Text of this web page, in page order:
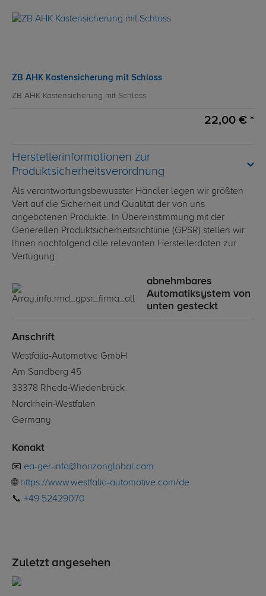
ZB AHK Kastensicherung mit Schloss
ZB AHK Kastensicherung mit Schloss
22,00 € *
Herstellerinformationen zur
Produktsicherheitsverordnung
Als verantwortungsbewusster Händler legen wir größten
Vert auf die Sicherheit und Qualität der von uns
angebotenen Produkte. In Übereinstimmung mit der
Generellen Produktsicherheitsrichtlinie (GPSR) stellen wir
Ihnen nachfolgend alle relevanten Herstellerdaten zur
Verfügung:
abnehmbares
Automatiksystem von
unten gesteckt
Anschrift
Westfalia-Automotive GmbH
Am Sandberg 45
33378 Rheda-Wiedenbrück
Nordrhein-Westfalen
Germany
Konakt
📧 ea-ger-info@horizonglobal.com
🌐 https://www.westfalia-automotive.com/de
📞 +49 52429070
Zuletzt angesehen